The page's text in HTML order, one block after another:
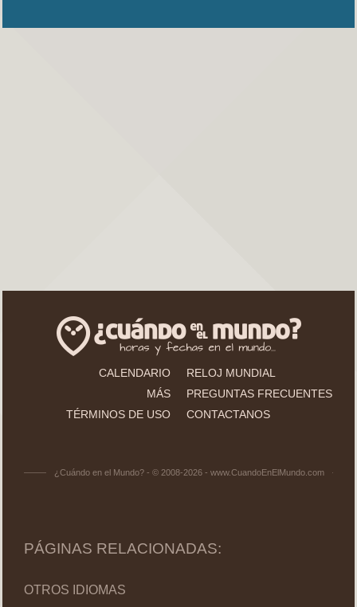
CALENDARIO
RELOJ MUNDIAL
MÁS
PREGUNTAS FRECUENTES
TÉRMINOS DE USO
CONTACTANOS
¿Cuándo en el Mundo? - © 2008-2026 - www.CuandoEnElMundo.com
PÁGINAS RELACIONADAS:
OTROS IDIOMAS